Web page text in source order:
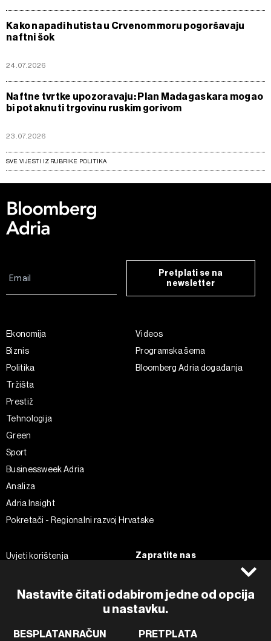
Kako napadi hutista u Crvenom moru pogoršavaju
naftni šok
24.07.2026
Naftne tvrtke upozoravaju: Plan Madagaskara mogao
bi potaknuti trgovinu ruskim gorivom
23.07.2026
SVE VIJESTI IZ RUBRIKE POLITIKA
Nastavite čitati odabirom jedne od opcija
u nastavku.
BESPLATAN RAČUN PRETPLATA
Pretplati se na
newsletter
Ekonomija
Biznis
Politika
Tržišta
Prestiž
Tehnologija
Green
Sport
Businessweek Adria
Analiza
Adria Insight
Pokretači - Regionalni razvoj Hrvatske
Videos
Programska šema
Bloomberg Adria događanja
Uvjeti korištenja
Politika kolačića
Zapratite nas
Instagram
Twitter